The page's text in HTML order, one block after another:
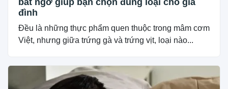
bất ngờ giúp bạn chọn đúng loại cho gia
đình
Đều là những thực phẩm quen thuộc trong mâm cơm
Việt, nhưng giữa trứng gà và trứng vịt, loại nào...